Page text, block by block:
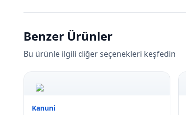
Benzer Ürünler
Bu ürünle ilgili diğer seçenekleri keşfedin
Kanuni